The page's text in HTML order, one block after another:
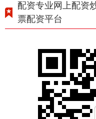
配资专业网上配资
票配资平台